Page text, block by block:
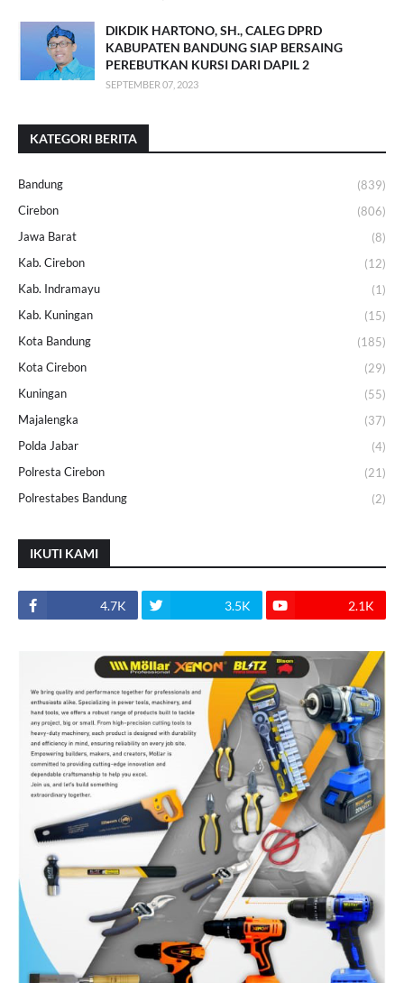
DIKDIK HARTONO, SH., CALEG DPRD
KABUPATEN BANDUNG SIAP BERSAING
PEREBUTKAN KURSI DARI DAPIL 2
SEPTEMBER 07, 2023
KATEGORI BERITA
Bandung
(839)
Cirebon
(806)
Jawa Barat
(8)
Kab. Cirebon
(12)
Kab. Indramayu
(1)
Kab. Kuningan
(15)
Kota Bandung
(185)
Kota Cirebon
(29)
Kuningan
(55)
Majalengka
(37)
Polda Jabar
(4)
Polresta Cirebon
(21)
Polrestabes Bandung
(2)
IKUTI KAMI
4.7K 3.5K 2.1K